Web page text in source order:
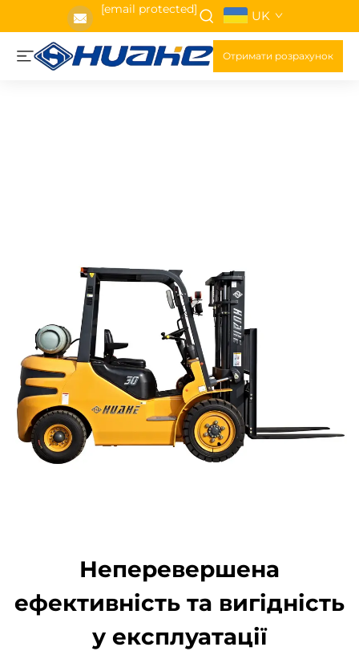
[email protected] UK
Отримати розрахунок
Неперевершена
ефективність та вигідність
у експлуатації